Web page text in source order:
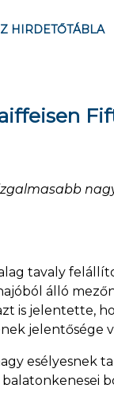
HIRDETŐTÁBLA
tavaly
álló
is jelentette,
jelentősége
esélyesnek